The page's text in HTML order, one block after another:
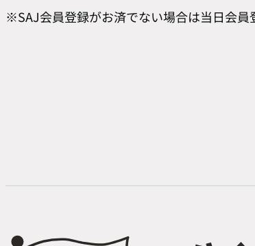
※SAJ会員登録がお済でない場合は当日会員